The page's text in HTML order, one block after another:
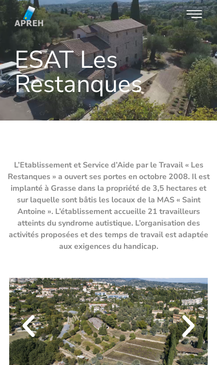
ESAT Les
Restanques
L’Etablissement et Service d’Aide par le Travail « Les
Restanques » a ouvert ses portes en octobre 2008. Il est
implanté à Grasse dans la propriété de 3,5 hectares et
sur laquelle sont bâtis les locaux de la MAS « Saint
Antoine ». L’établissement accueille 21 travailleurs
atteints du syndrome autistique. L’organisation des
activités proposées et des temps de travail est adaptée
aux exigences du handicap.